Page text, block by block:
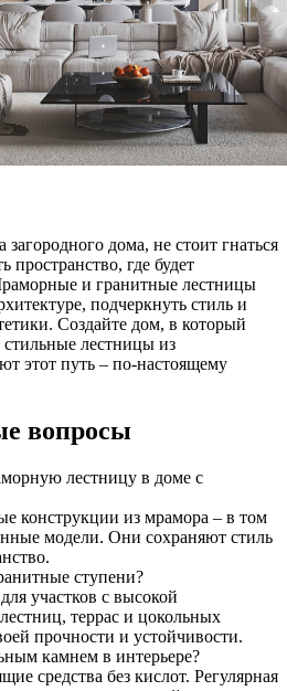
дома, не стоит гнаться
пространство, где будет
и гранитные лестницы
подчеркнуть стиль и
Создайте дом, в который
стильные лестницы из
этот путь – по-настоящему
вопросы
лестницу в доме с
конструкции из мрамора – в том
модели. Они сохраняют стиль
ступени?
участков с высокой
террас и цокольных
прочности и устойчивости.
камнем в интерьере?
средства без кислот. Регулярная